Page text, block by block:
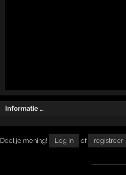
Informatie …
Deel je mening! Log in of registreer